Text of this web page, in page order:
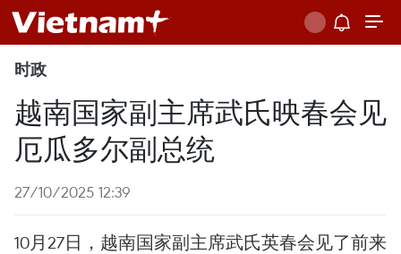
时政
越南国家副主席武氏映春会见
厄瓜多尔副总统
27/10/2025 12:39
10月27日，越南国家副主席武氏英春会见了前来